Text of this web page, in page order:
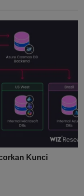
Kunci